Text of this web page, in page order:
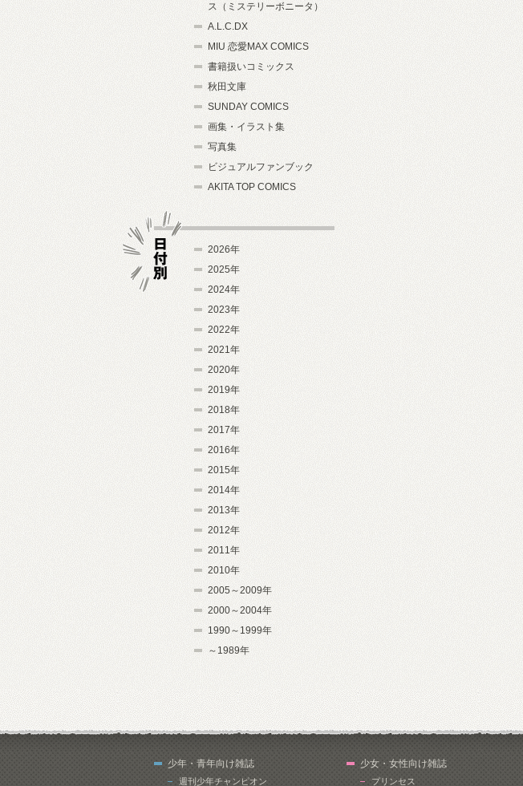
ス（ミステリーボニータ）
A.L.C.DX
MIU 恋愛MAX COMICS
書籍扱いコミックス
秋田文庫
SUNDAY COMICS
画集・イラスト集
写真集
ビジュアルファンブック
AKITA TOP COMICS
2026年
2025年
2024年
2023年
2022年
2021年
2020年
2019年
2018年
2017年
2016年
2015年
2014年
2013年
2012年
2011年
2010年
2005～2009年
2000～2004年
1990～1999年
～1989年
少年・青年向け雑誌
週刊少年チャンピオン
少女・女性向け雑誌
プリンセス